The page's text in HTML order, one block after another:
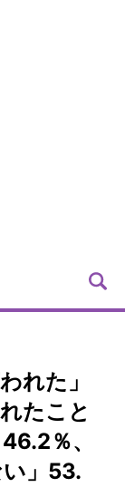
れた」
たこと
％、
い」53.